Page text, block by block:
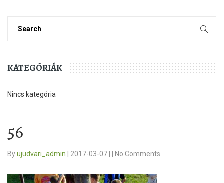
KATEGÓRIÁK
Nincs kategória
56
Byujudvari_admin 2017-03-07 No Comments